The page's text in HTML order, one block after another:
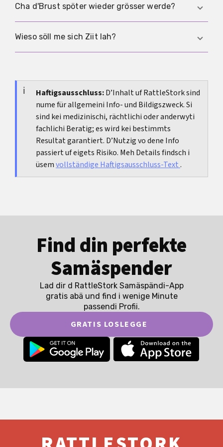
abwarte. Denn söllsch d'Klink oder Praxis
Das isch individuell. Vieli beschriibe i de erste Täg
heftigi Dauerschmerze; mit dr Ziit werded
Cha d'Brust spöter wieder grösser werde?
Ja, zum Bispil dur Gwichtszuenahm,
Wieso söll me sich Ziit lah?
sind. E gueti Entscheidig bruucht drum Ziit, am
beschte mit mindestens einere ausführliche
Beratig und klarer Beschwerdedokumentation.
Haftigsausschluss:D’Inhalt uf RattleStork sind
nume für allgemeini Info- und Bildigszweck. Si
sind kei medizinischi, rächtlichi oder anderwyti
fachlichi Beratig; es wird kei bestimmts
Resultat garantiert. D’Nutzig vo dene Info
passiert uf eigets Risiko. Meh Details findsch i
üsemvollständige Haftigsausschluss-Text.
Find din perfekte
Samäspender
Lad dir d RattleStork Samäspändi-App
gratis abä und find i wenige Minute
passendi Profii.
GRATIS LOSLEGGE